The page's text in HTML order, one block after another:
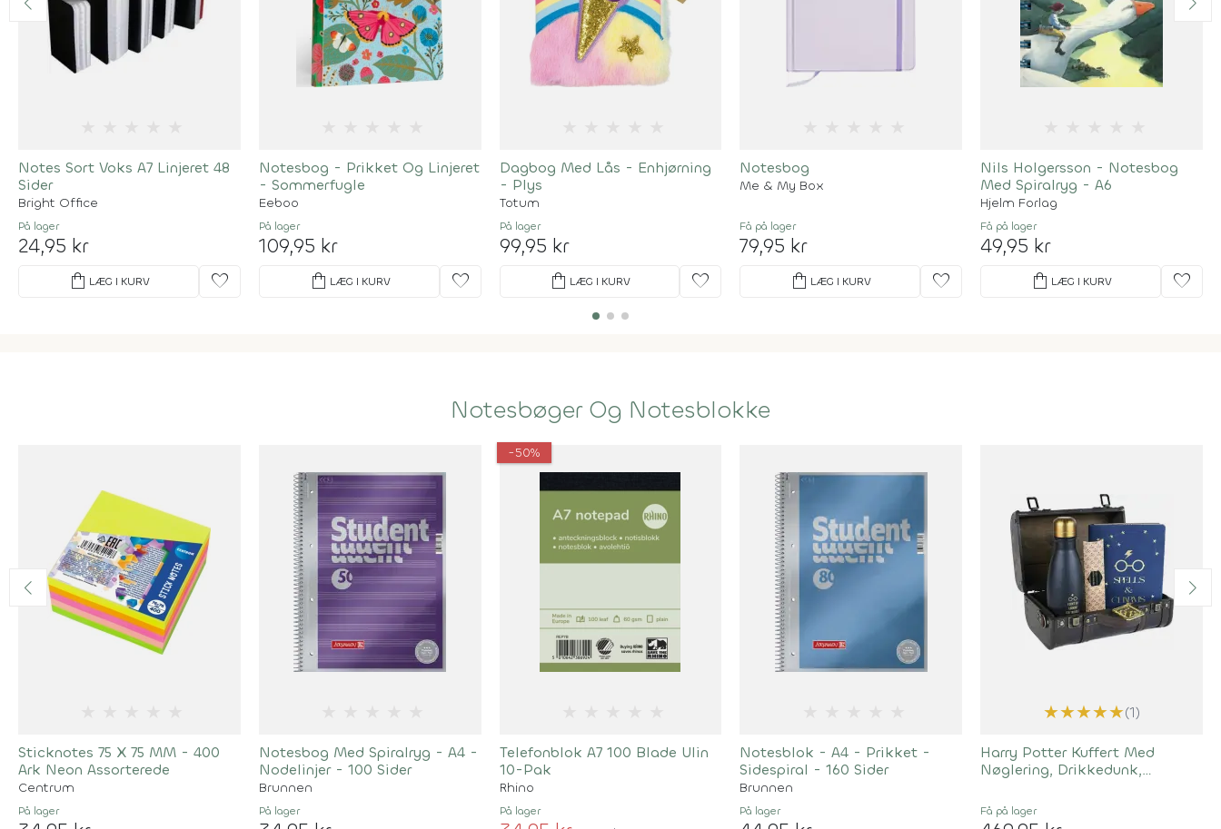
Notes Sort Voks A7 Linjeret 48
Sider
Bright Office
På lager
24,95 kr
shopping_bag LÆG I KURV favorite
Notesbog - Prikket Og Linjeret
- Sommerfugle
Eeboo
På lager
109,95 kr
shopping_bag LÆG I KURV favorite
Dagbog Med Lås - Enhjørning
- Plys
Totum
På lager
99,95 kr
shopping_bag LÆG I KURV favorite
Notesbog
Me & My Box
Få på lager
79,95 kr
shopping_bag LÆG I KURV favorite
Nils Holgersson - Notesbog
Med Spiralryg - A6
Hjelm Forlag
Få på lager
49,95 kr
shopping_bag LÆG I KURV favorite
Notesbøger Og Notesblokke
Sticknotes 75 X 75 MM - 400
Ark Neon Assorterede
Centrum
På lager
Notesbog Med Spiralryg - A4 -
Nodelinjer - 100 Sider
Brunnen
På lager
-50%
Telefonblok A7 100 Blade Ulin
10-Pak
Rhino
På lager
Notesblok - A4 - Prikket -
Sidespiral - 160 Sider
Brunnen
På lager
★★★★★(1)
Harry Potter Kuffert Med
Nøglering, Drikkedunk,
Få på lager